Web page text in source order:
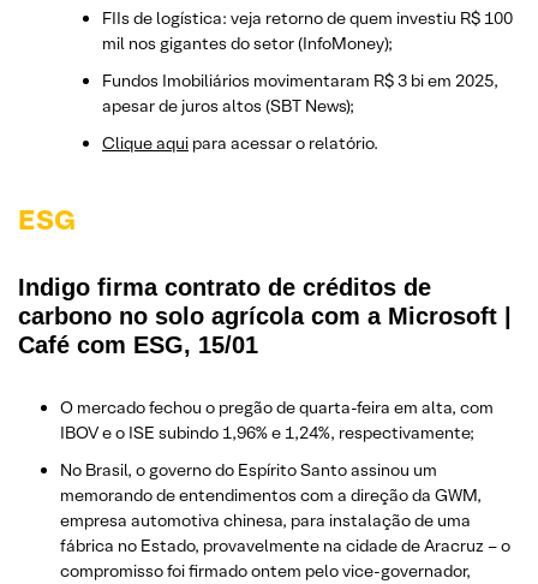
FIIs de logística: veja retorno de quem investiu R$ 100
mil nos gigantes do setor (InfoMoney);
Fundos Imobiliários movimentaram R$ 3 bi em 2025,
apesar de juros altos (SBT News);
Clique aqui para acessar o relatório.
ESG
Indigo firma contrato de créditos de
carbono no solo agrícola com a Microsoft |
Café com ESG, 15/01
O mercado fechou o pregão de quarta-feira em alta, com
IBOV e o ISE subindo 1,96% e 1,24%, respectivamente;
No Brasil, o governo do Espírito Santo assinou um
memorando de entendimentos com a direção da GWM,
empresa automotiva chinesa, para instalação de uma
fábrica no Estado, provavelmente na cidade de Aracruz – o
compromisso foi firmado ontem pelo vice-governador,